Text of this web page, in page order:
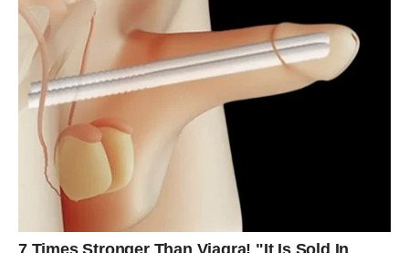
Subota je dan za druženje i kreativnost.
U ljubavi – moguća neočekivana poruka ili susret.
Nedelja donosi dublji razgovor koji menja odnos.
RIBE
Romantičan vikend je pred tobom. Subota donosi
emotivnu povezanost i nežnost.